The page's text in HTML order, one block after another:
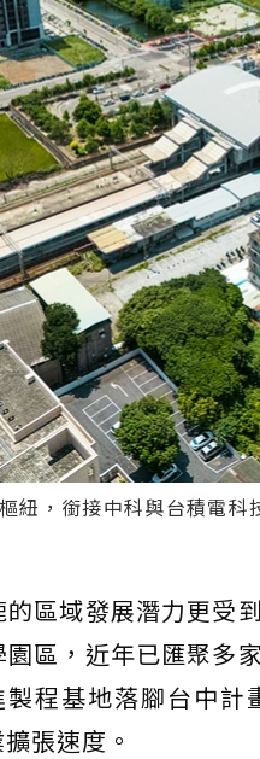
紐，銜接中科與台積電
區域發展潛力更受
區，近年已匯聚多
程基地落腳台中
張速度。